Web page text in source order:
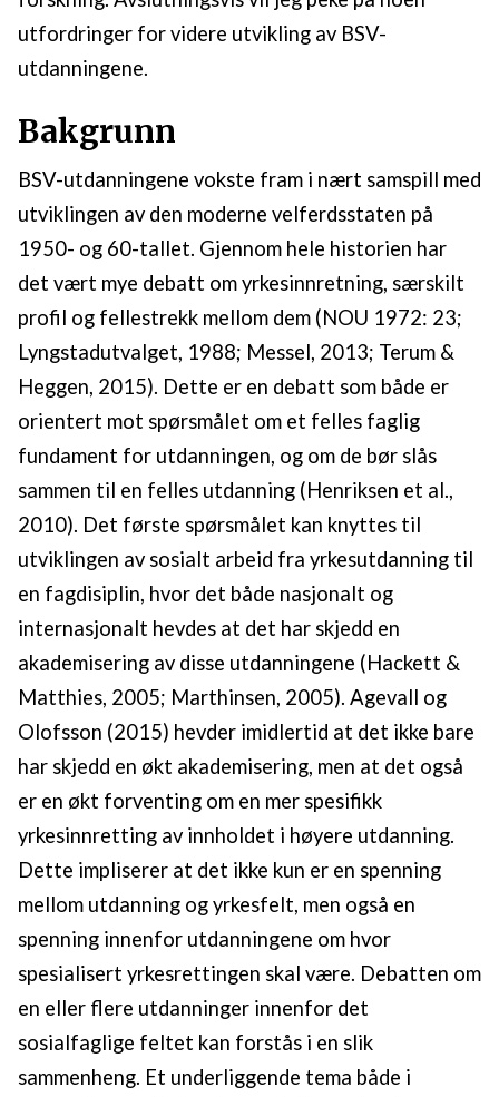
utfordringer for videre utvikling av BSV-
utdanningene.
Bakgrunn
BSV-utdanningene vokste fram i nært samspill med
utviklingen av den moderne velferdsstaten på
1950- og 60-tallet. Gjennom hele historien har
det vært mye debatt om yrkesinnretning, særskilt
profil og fellestrekk mellom dem (NOU 1972: 23;
Lyngstadutvalget, 1988; Messel, 2013; Terum &
Heggen, 2015). Dette er en debatt som både er
orientert mot spørsmålet om et felles faglig
fundament for utdanningen, og om de bør slås
sammen til en felles utdanning (Henriksen et al.,
2010). Det første spørsmålet kan knyttes til
utviklingen av sosialt arbeid fra yrkesutdanning til
en fagdisiplin, hvor det både nasjonalt og
internasjonalt hevdes at det har skjedd en
akademisering av disse utdanningene (Hackett &
Matthies, 2005; Marthinsen, 2005). Agevall og
Olofsson (2015) hevder imidlertid at det ikke bare
har skjedd en økt akademisering, men at det også
er en økt forventing om en mer spesifikk
yrkesinnretting av innholdet i høyere utdanning.
Dette impliserer at det ikke kun er en spenning
mellom utdanning og yrkesfelt, men også en
spenning innenfor utdanningene om hvor
spesialisert yrkesrettingen skal være. Debatten om
en eller flere utdanninger innenfor det
sosialfaglige feltet kan forstås i en slik
sammenheng. Et underliggende tema både i